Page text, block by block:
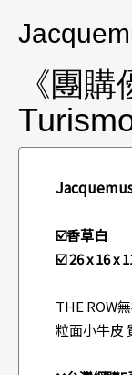
《團
☑️香草白
☑️ 26 x 16 x
THE ROW
粒面小牛皮